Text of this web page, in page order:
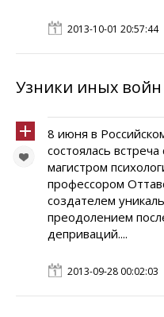
2013-10-01 20:57:44
Узники иных войн
8 июня в
состоялась
магистром
профессором
создателем
преодолением
деприваций....
2013-09-28 00:02:03